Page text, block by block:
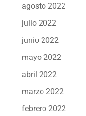
agosto 2022
julio 2022
junio 2022
mayo 2022
abril 2022
marzo 2022
febrero 2022